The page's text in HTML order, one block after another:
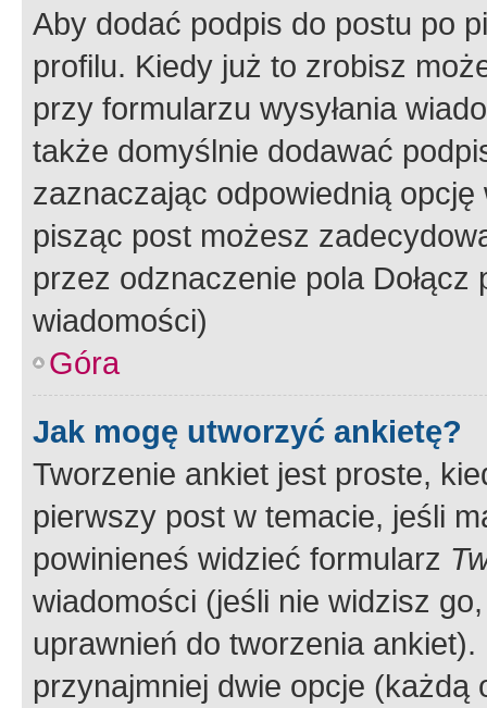
Aby dodać podpis do postu po
profilu. Kiedy już to zrobisz
przy formularzu wysyłania
także domyślnie dodawać
zaznaczając odpowiednią
pisząc post możesz
przez odznaczenie pola
wiadomości)
Góra
Jak mogę utworzyć ankietę?
Tworzenie ankiet jest proste,
pierwszy post w temacie, jeśli
powinieneś widzieć formularz
wiadomości (jeśli nie widzisz
uprawnień do tworzenia
przynajmniej dwie opcje